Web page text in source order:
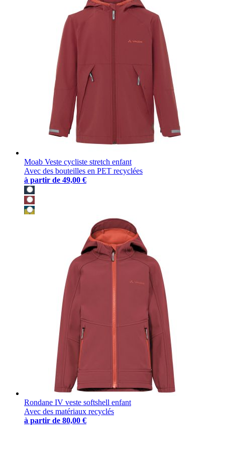
Moab Veste cycliste stretch enfant
Avec des bouteilles en PET recyclées
à partir de 49,00 €
Rondane IV veste softshell enfant
Avec des matériaux recyclés
à partir de 80,00 €